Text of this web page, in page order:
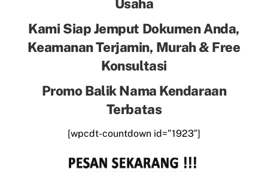
Usaha
Kami Siap Jemput Dokumen Anda,
Keamanan Terjamin, Murah & Free
Konsultasi
Promo Balik Nama Kendaraan
Terbatas
[wpcdt-countdown id=”1923″]